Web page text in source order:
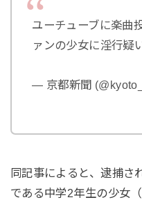
ユーチューブに楽曲
ァンの少女に淫行疑
— 京都新聞
同記事によると、逮捕さ
である中学2年生の少女